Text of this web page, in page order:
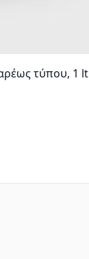
τύπου, 1 lt